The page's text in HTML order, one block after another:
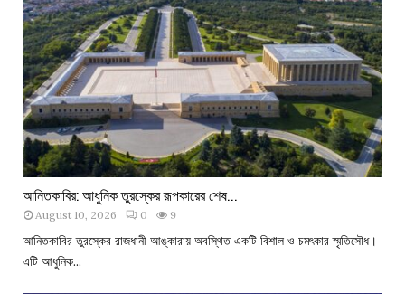
আনিতকাবির: আধুনিক তুরস্কের রূপকারের শেষ...
August 10, 2026 0 9
আনিতকাবির তুরস্কের রাজধানী আঙ্কারায় অবস্থিত একটি বিশাল ও চমৎকার স্মৃতিসৌধ।
এটি আধুনিক...